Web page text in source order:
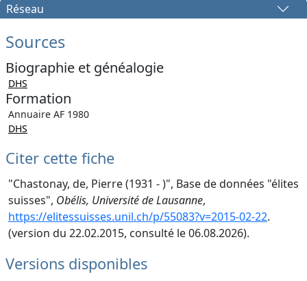
Réseau
Sources
Biographie et généalogie
DHS
Formation
Annuaire AF 1980
DHS
Citer cette fiche
"Chastonay, de, Pierre (1931 - )", Base de données "élites
suisses", Obélis, Université de Lausanne,
https://elitessuisses.unil.ch/p/55083?v=2015-02-22.
(version du 22.02.2015, consulté le 06.08.2026).
Versions disponibles